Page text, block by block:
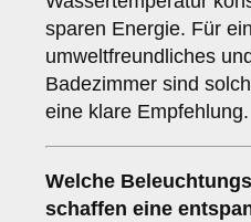
sparen Energie. Für ein
umweltfreundliches
Badezimmer sind
eine klare Empfehlung.
Welche
schaffen eine